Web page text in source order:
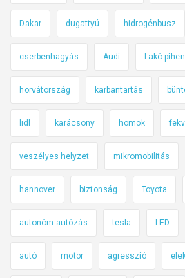
Dakar dugattyú hidrogénbusz
cserbenhagyás Audi Lakó-
horvátország karbantartás
lidl karácsony homok
veszélyes helyzet mikromobilitás
hannover biztonság Toyota
autonóm autózás tesla LED
autó motor agresszió